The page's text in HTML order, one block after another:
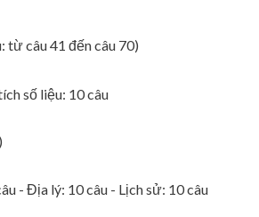
từ câu 41 đến câu 70)
số liệu: 10 câu
- Địa lý: 10 câu - Lịch sử: 10 câu